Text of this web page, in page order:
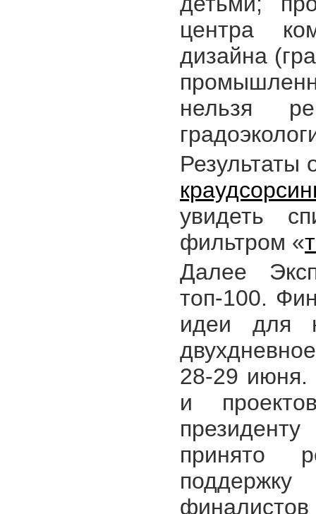
центра
дизайна
нельзя
Результаты
увидеть
фильтром «
Далее
топ-100.
идеи для
28-29 июня.
и
принято